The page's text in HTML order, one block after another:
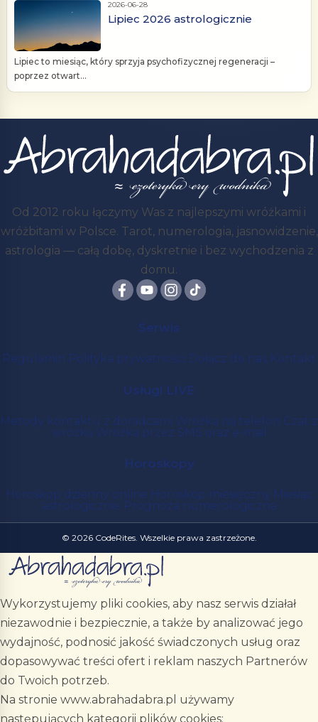
2026-06-28
Lipiec 2026 astrologicznie
Lipiec to miesiąc, który sprzyja psychofizycznej regeneracji –
poprzez otwart...
Od 2012 roku łączymy Was z najlepszymi wróżkami i
wróżbitami w Polsce. Tarot, numerologia, jasnowidzenie,
astrologia — całą dobę, dyskretnie i bez wychodzenia z
domu.
Serwis
Regulamin Polityka prywatności Dołącz do nas Kontakt
Usługi LIVE
Metody kontaktu z doradcami Wróżka na telefon Czat z
wróżką Wróżka przez SMS oraz e-mail
Horoskopy
Horoskop dzienny online Horoskop miesięczny Miesiąc
astrologicznie Prognoza numerologiczna
© 2026 CodeRites. Wszelkie prawa zastrzeżone.
Wykorzystujemy pliki cookies, aby nasz serwis działał
niezawodnie i bezpiecznie, a także by analizować jego
wydajność, podnosić jakość świadczonych usług oraz
dopasowywać treści ofert i reklam naszych Partnerów
do Twoich potrzeb.
Na stronie www.abrahadabra.pl używamy
następujących kategorii plików cookies: